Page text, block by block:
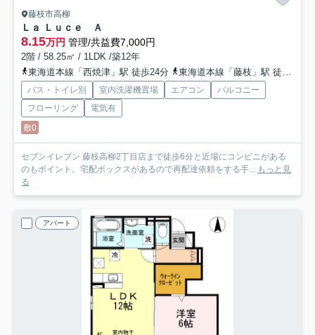
藤枝市高柳
Ｌａ Ｌｕｃｅ Ａ
8.15万円 管理/共益費7,000円
2階 / 58.25㎡ / 1LDK /築12年
東海道本線「西焼津」駅 徒歩24分
東海道本線「藤枝」駅 徒歩29分
バス・トイレ別 室内洗濯機置場 エアコン
バルコニー
フローリング
電気有
敷0
セブンイレブン 藤枝高柳2丁目店まで徒歩6分と近場にコンビニがある
のもポイント。宅配ボックスがあるので再配達依頼をする手... もっと見
る
アパート